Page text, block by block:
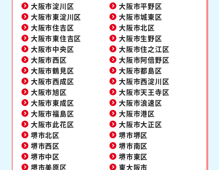
大阪市淀川区
大阪市平野区
大阪市東淀川区
大阪市城東区
大阪市住吉区
大阪市北区
大阪市東住吉区
大阪市生野区
大阪市中央区
大阪市住之江区
大阪市西区
大阪市阿倍野区
大阪市鶴見区
大阪市都島区
大阪市西成区
大阪市西淀川区
大阪市旭区
大阪市天王寺区
大阪市東成区
大阪市浪速区
大阪市福島区
大阪市港区
大阪市此花区
大阪市大正区
堺市北区
堺市堺区
堺市西区
堺市南区
堺市中区
堺市東区
堺市美原区
東大阪市